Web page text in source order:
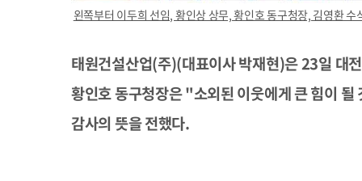
왼쪽부터 이두희 선임, 황인상 상무, 황인호 동구청장, 김영환 수
태원건설산업(주)(대표이사 박재현)은 23일 대
황인호 동구청장은 "소외된 이웃에게 큰 힘이
감사의 뜻을 전했다.